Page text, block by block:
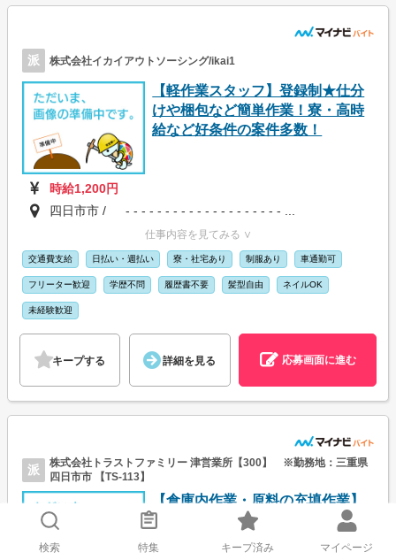
派 株式会社イカイアウトソーシング/ikai1
【軽作業スタッフ】登録制★仕分
けや梱包など簡単作業！寮・高時
給など好条件の案件多数！
時給1,200円
四日市市 / - - - - - - - - - - - - - - - - - - - - ...
仕事内容を見てみる ∨
交通費支給 日払い・週払い 寮・社宅あり 制服あり 車通勤可
フリーター歓迎 学歴不問 履歴書不要 髪型自由 ネイルOK
未経験歓迎
キープする 詳細を見る 応募画面に進む
派
株式会社トラストファミリー 津営業所【300】 ※勤務地：三重県
四日市市 【TS-113】
【倉庫内作業・原料の充填作業】
＼土日の時給1875円／かんたん袋
セット作業！残業なし！
検索 特集 キープ済み マイページ